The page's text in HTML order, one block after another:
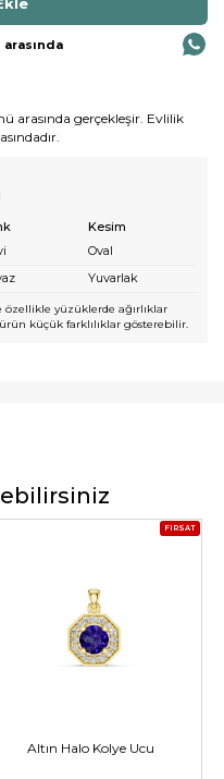
arasında gerçekleşir. Evlilik
Kesim
Oval
Yuvarlak
yüzüklerde ağırlıklar
küçük farklılıklar gösterebilir.
FIRSAT
Altın Halo Kolye Ucu